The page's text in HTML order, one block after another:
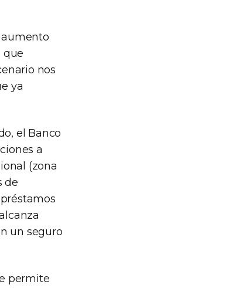
aumento
que
nos
ya
el Banco
a
(zona
de
un seguro
permite